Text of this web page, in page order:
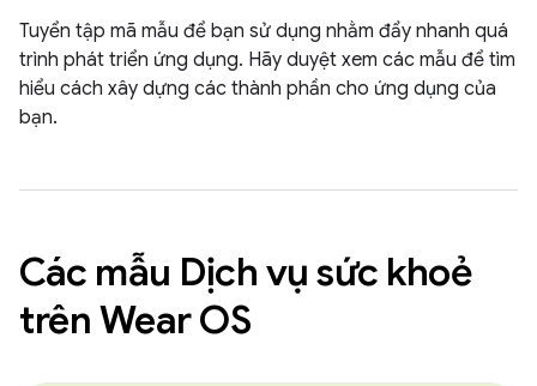
Tuyển tập mã mẫu để bạn sử dụng nhằm đẩy nhanh quá
trình phát triển ứng dụng. Hãy duyệt xem các mẫu để tìm
hiểu cách xây dựng các thành phần cho ứng dụng của
bạn.
Các mẫu Dịch vụ sức khoẻ
trên Wear OS